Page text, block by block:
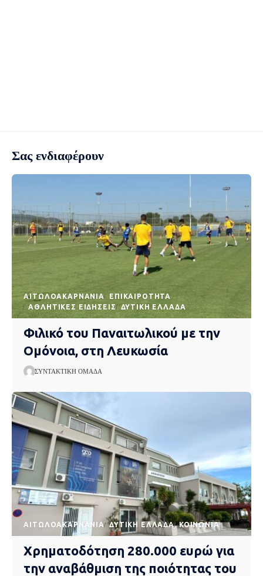
Σας ενδιαφέρουν
AΙΤΩΛΟΑΚΑΡΝΑΝΊΑ
EΠΙΚΑΙΡΌΤΗΤΑ
ΑΘΛΗΤΙΚΈΣ ΕΙΔΉΣΕΙΣ
ΔΥΤΙΚΉ ΕΛΛΆΔΑ
Φιλικό του Παναιτωλικού με την
Ομόνοια, στη Λευκωσία
ΣΥΝΤΑΚΤΙΚΉ ΟΜΆΔΑ
AΙΤΩΛΟΑΚΑΡΝΑΝΊΑ ΔΥΤΙΚΉ ΕΛΛΆΔΑ ΚΟΙΝΩΝΊΑ
Χρηματοδότηση 280.000 ευρώ για
την αναβάθμιση της ποιότητας του